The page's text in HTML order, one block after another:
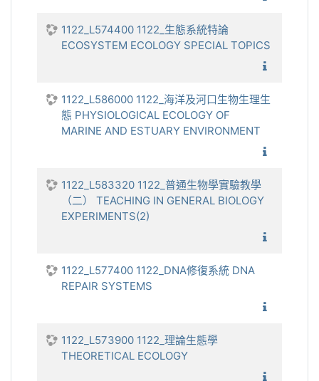
1122_L574400 1122_生態系統特論
ECOSYSTEM ECOLOGY SPECIAL TOPICS
1122_L586000 1122_海洋及河口生物生理生
態 PHYSIOLOGICAL ECOLOGY OF
MARINE AND ESTUARY ENVIRONMENT
1122_L583320 1122_普通生物學實驗教學
（二） TEACHING IN GENERAL BIOLOGY
EXPERIMENTS(2)
1122_L577400 1122_DNA修復系統 DNA
REPAIR SYSTEMS
1122_L573900 1122_理論生態學
THEORETICAL ECOLOGY